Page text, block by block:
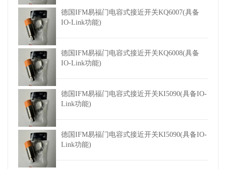
德国IFM易福门电容式接近开关KQ6007(具备
IO-Link功能)
德国IFM易福门电容式接近开关KQ6008(具备
IO-Link功能)
德国IFM易福门电容式接近开关KI5090(具备IO-
Link功能)
德国IFM易福门电容式接近开关KI5090(具备IO-
Link功能)